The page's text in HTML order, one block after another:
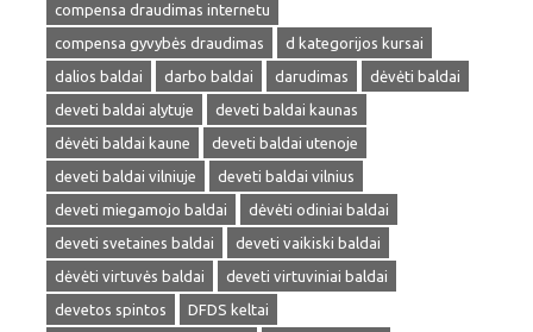
compensa draudimas internetu
compensa gyvybės draudimas
d kategorijos kursai
dalios baldai
darbo baldai darudimas
dėvėti baldai
deveti baldai alytuje
deveti baldai kaunas
dėvėti baldai kaune
deveti baldai utenoje
deveti baldai vilniuje
deveti baldai vilnius
deveti miegamojo baldai
dėvėti odiniai baldai
deveti svetaines baldai
deveti vaikiski baldai
dėvėti virtuvės baldai
deveti virtuviniai baldai
devetos spintos
DFDS keltai